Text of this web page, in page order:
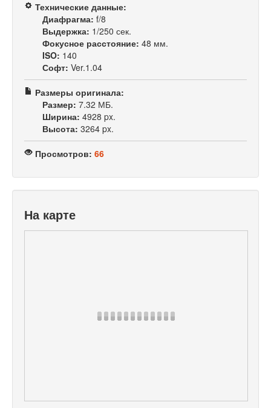
Технические данные:
Диафрагма: f/8
Выдержка: 1/250 сек.
Фокусное расстояние: 48 мм.
ISO: 140
Софт: Ver.1.04
Размеры оригинала:
Размер: 7.32 МБ.
Ширина: 4928 px.
Высота: 3264 px.
Просмотров: 66
На карте